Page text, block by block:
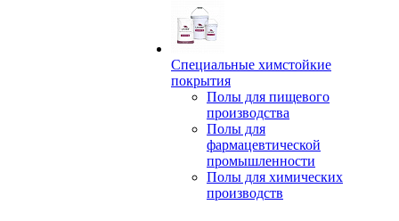
Специальные химстойкие
покрытия
Полы для пищевого
производства
Полы для
фармацевтической
промышленности
Полы для химических
производств